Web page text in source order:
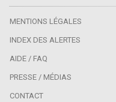
MENTIONS LÉGALES
INDEX DES ALERTES
AIDE / FAQ
PRESSE / MÉDIAS
CONTACT